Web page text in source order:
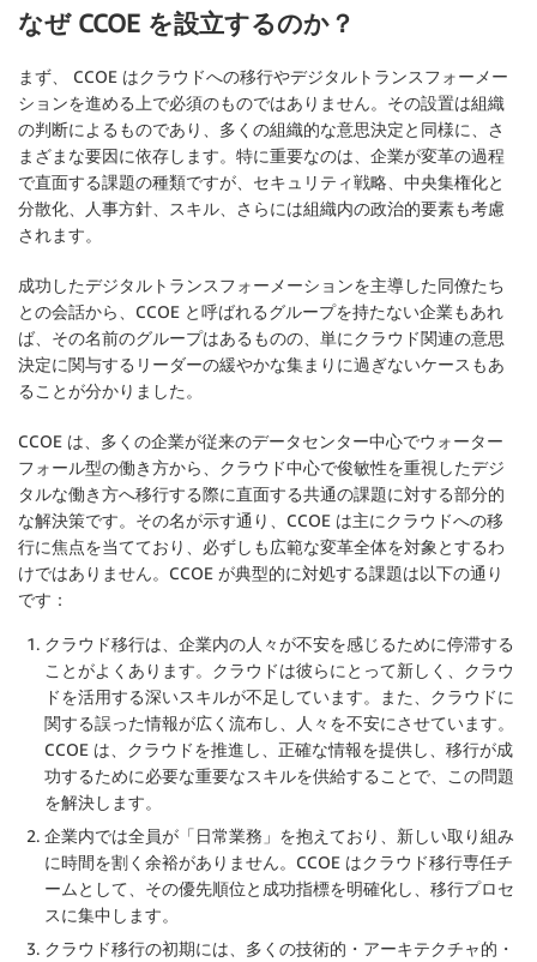
なぜ CCOE を設立するのか？
まず、 CCOE はクラウドへの移行やデジタルトランスフォーメー
ションを進める上で必須のものではありません。その設置は組織
の判断によるものであり、多くの組織的な意思決定と同様に、さ
まざまな要因に依存します。特に重要なのは、企業が変革の過程
で直面する課題の種類ですが、セキュリティ戦略、中央集権化と
分散化、人事方針、スキル、さらには組織内の政治的要素も考慮
されます。
成功したデジタルトランスフォーメーションを主導した同僚たち
との会話から、CCOE と呼ばれるグループを持たない企業もあれ
ば、その名前のグループはあるものの、単にクラウド関連の意思
決定に関与するリーダーの緩やかな集まりに過ぎないケースもあ
ることが分かりました。
CCOE は、多くの企業が従来のデータセンター中心でウォーター
フォール型の働き方から、クラウド中心で俊敏性を重視したデジ
タルな働き方へ移行する際に直面する共通の課題に対する部分的
な解決策です。その名が示す通り、CCOE は主にクラウドへの移
行に焦点を当てており、必ずしも広範な変革全体を対象とするわ
けではありません。CCOE が典型的に対処する課題は以下の通り
です：
クラウド移行は、企業内の人々が不安を感じるために停滞する
ことがよくあります。クラウドは彼らにとって新しく、クラウ
ドを活用する深いスキルが不足しています。また、クラウドに
関する誤った情報が広く流布し、人々を不安にさせています。
CCOE は、クラウドを推進し、正確な情報を提供し、移行が成
功するために必要な重要なスキルを供給することで、この問題
を解決します。
企業内では全員が「日常業務」を抱えており、新しい取り組み
に時間を割く余裕がありません。CCOE はクラウド移行専任チ
ームとして、その優先順位と成功指標を明確化し、移行プロセ
スに集中します。
クラウド移行の初期には、多くの技術的・アーキテクチャ的・